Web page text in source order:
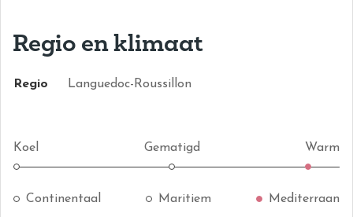
Regio en klimaat
Regio Languedoc-Roussillon
Koel Gematigd Warm
Continentaal Maritiem Mediterraan